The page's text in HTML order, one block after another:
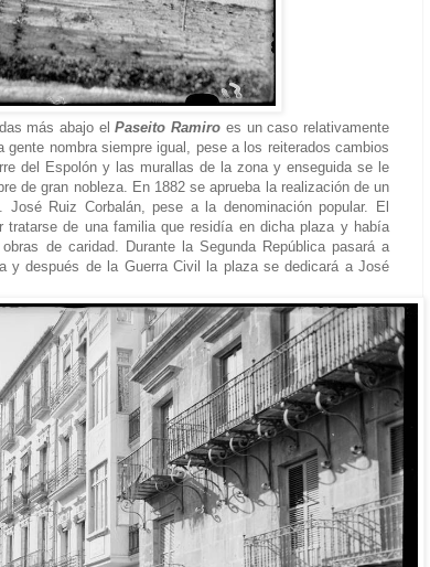
más abajo el Paseito Ramiro es un caso relativamente
nombra siempre igual, pese a los reiterados cambios
del Espolón y las murallas de la zona y enseguida se le
de gran nobleza. En 1882 se aprueba la realización de un
Ruiz Corbalán, pese a la denominación popular. El
tratarse de una familia que residía en dicha plaza y había
de caridad. Durante la Segunda República pasará a
y después de la Guerra Civil la plaza se dedicará a José